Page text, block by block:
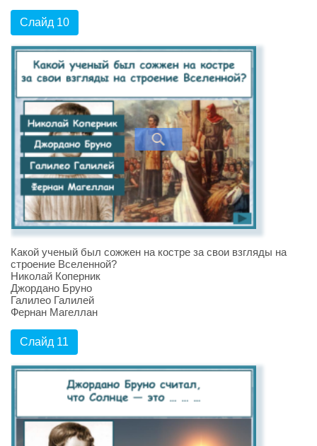
Слайд 10
Какой ученый был сожжен на костре за свои взгляды на
строение Вселенной?
Николай Коперник
Джордано Бруно
Галилео Галилей
Фернан Магеллан
Слайд 11